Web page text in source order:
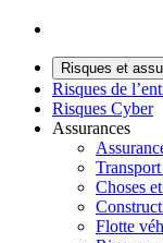
Risques et
Risques de
Risques Cyber
Assurances
Choses
Flotte